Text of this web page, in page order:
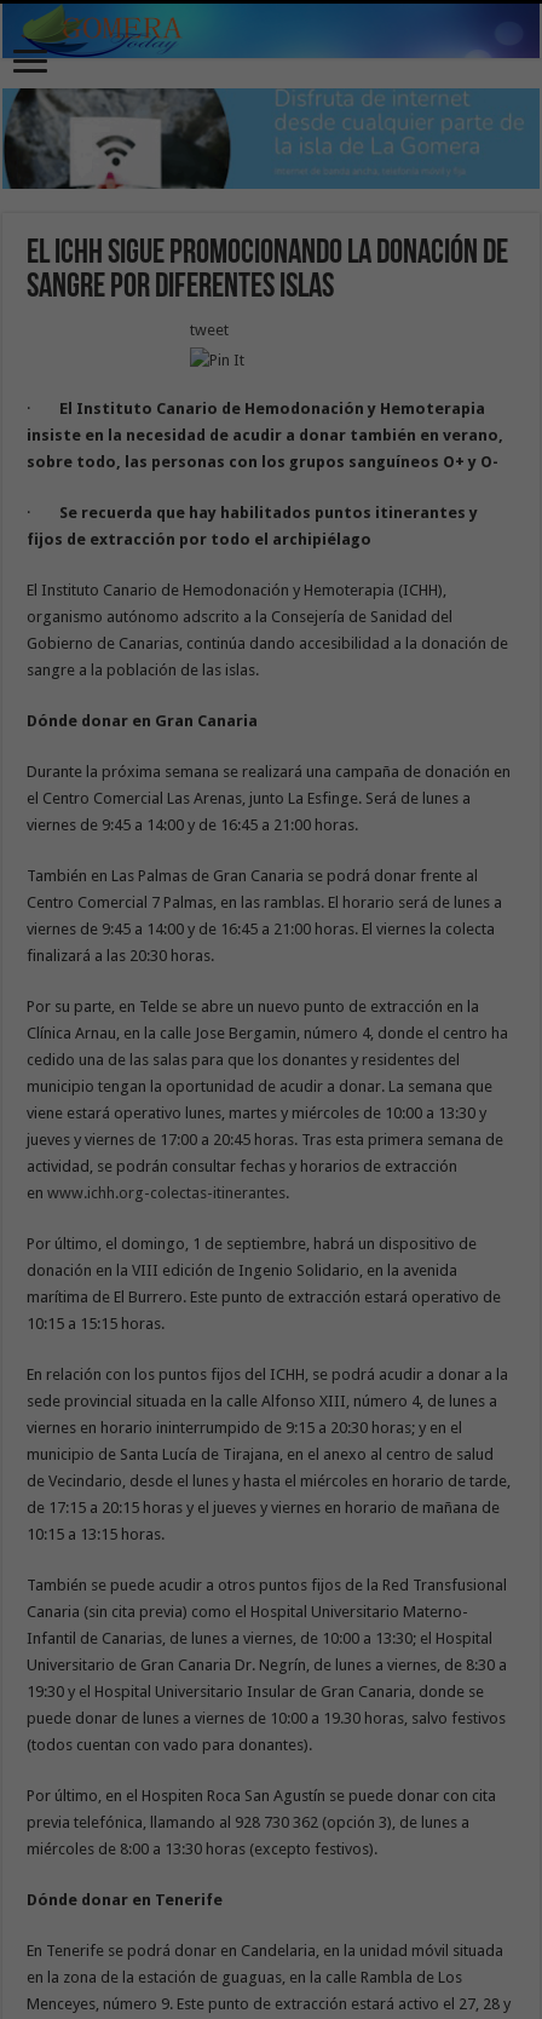
El ICHH sigue promocionando la donación de
sangre por diferentes islas
tweet
· El Instituto Canario de Hemodonación y Hemoterapia
insiste en la necesidad de acudir a donar también en verano,
sobre todo, las personas con los grupos sanguíneos O+ y O-
· Se recuerda que hay habilitados puntos itinerantes y
fijos de extracción por todo el archipiélago
El Instituto Canario de Hemodonación y Hemoterapia (ICHH),
organismo autónomo adscrito a la Consejería de Sanidad del
Gobierno de Canarias, continúa dando accesibilidad a la donación de
sangre a la población de las islas.
Dónde donar en Gran Canaria
Durante la próxima semana se realizará una campaña de donación en
el Centro Comercial Las Arenas, junto La Esfinge. Será de lunes a
viernes de 9:45 a 14:00 y de 16:45 a 21:00 horas.
También en Las Palmas de Gran Canaria se podrá donar frente al
Centro Comercial 7 Palmas, en las ramblas. El horario será de lunes a
viernes de 9:45 a 14:00 y de 16:45 a 21:00 horas. El viernes la colecta
finalizará a las 20:30 horas.
Por su parte, en Telde se abre un nuevo punto de extracción en la
Clínica Arnau, en la calle Jose Bergamin, número 4, donde el centro ha
cedido una de las salas para que los donantes y residentes del
municipio tengan la oportunidad de acudir a donar. La semana que
viene estará operativo lunes, martes y miércoles de 10:00 a 13:30 y
jueves y viernes de 17:00 a 20:45 horas. Tras esta primera semana de
actividad, se podrán consultar fechas y horarios de extracción
enwww.ichh.org-colectas-itinerantes.
Por último, el domingo, 1 de septiembre, habrá un dispositivo de
donación en la VIII edición de Ingenio Solidario, en la avenida
marítima de El Burrero. Este punto de extracción estará operativo de
10:15 a 15:15 horas.
En relación con los puntos fijos del ICHH, se podrá acudir a donar a la
sede provincial situada en la calle Alfonso XIII, número 4, de lunes a
viernes en horario ininterrumpido de 9:15 a 20:30 horas; y en el
municipio de Santa Lucía de Tirajana, en el anexo al centro de salud
de Vecindario, desde el lunes y hasta el miércoles en horario de tarde,
de 17:15 a 20:15 horas y el jueves y viernes en horario de mañana de
10:15 a 13:15 horas.
También se puede acudir a otros puntos fijos de la Red Transfusional
Canaria (sin cita previa) como el Hospital Universitario Materno-
Infantil de Canarias, de lunes a viernes, de 10:00 a 13:30; el Hospital
Universitario de Gran Canaria Dr. Negrín, de lunes a viernes, de 8:30 a
19:30 y el Hospital Universitario Insular de Gran Canaria, donde se
puede donar de lunes a viernes de 10:00 a 19.30 horas, salvo festivos
(todos cuentan con vado para donantes).
Por último, en el Hospiten Roca San Agustín se puede donar con cita
previa telefónica, llamando al 928 730 362 (opción 3), de lunes a
miércoles de 8:00 a 13:30 horas (excepto festivos).
Dónde donar en Tenerife
En Tenerife se podrá donar en Candelaria, en la unidad móvil situada
en la zona de la estación de guaguas, en la calle Rambla de Los
Menceyes, número 9. Este punto de extracción estará activo el 27, 28 y